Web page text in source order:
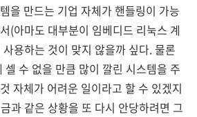
을 만드는 기업 자체가 핸들링이 가능
(아마도 대부분이 임베디드 리눅스 계
용하는 것이 맞지 않을까 싶다. 물론
셀 수 없을 만큼 많이 깔린 시스템을 주
자체가 어려운 일이라고 할 수 있겠지
과 같은 상황을 또 다시 안당하려면 그